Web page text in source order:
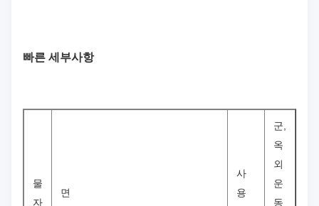
빠른 세부사항
물
자
면
사
용
군,
옥
외
운
동